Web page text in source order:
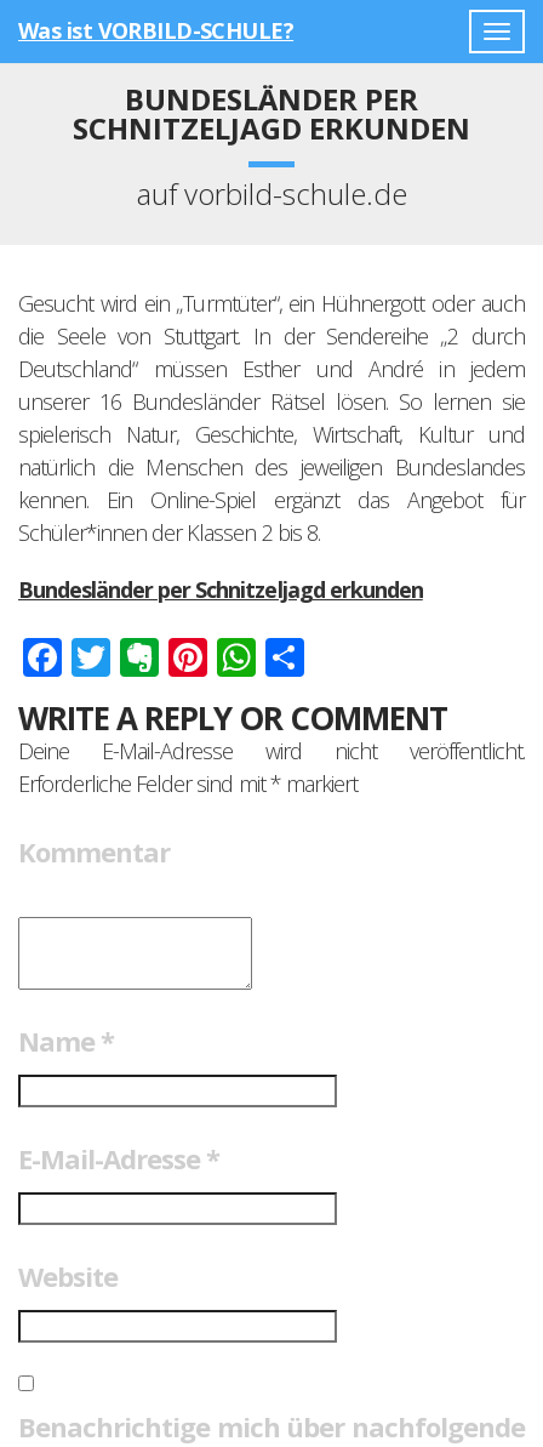
Was ist VORBILD-SCHULE?
BUNDESLÄNDER PER
SCHNITZELJAGD ERKUNDEN
auf vorbild-schule.de
Gesucht wird ein „Turmtüter“, ein Hühnergott oder auch
die Seele von Stuttgart. In der Sendereihe „2 durch
Deutschland“ müssen Esther und André in jedem
unserer 16 Bundesländer Rätsel lösen. So lernen sie
spielerisch Natur, Geschichte, Wirtschaft, Kultur und
natürlich die Menschen des jeweiligen Bundeslandes
kennen. Ein Online-Spiel ergänzt das Angebot für
Schüler*innen der Klassen 2 bis 8.
Bundesländer per Schnitzeljagd erkunden
Facebook
Twitter
Evernote
Pinterest
WhatsApp
WRITE A REPLY OR COMMENT
Deine E-Mail-Adresse wird nicht veröffentlicht.
Erforderliche Felder sind mit*markiert
Kommentar
Name *
E-Mail-Adresse *
Website
Benachrichtige mich über nachfolgende